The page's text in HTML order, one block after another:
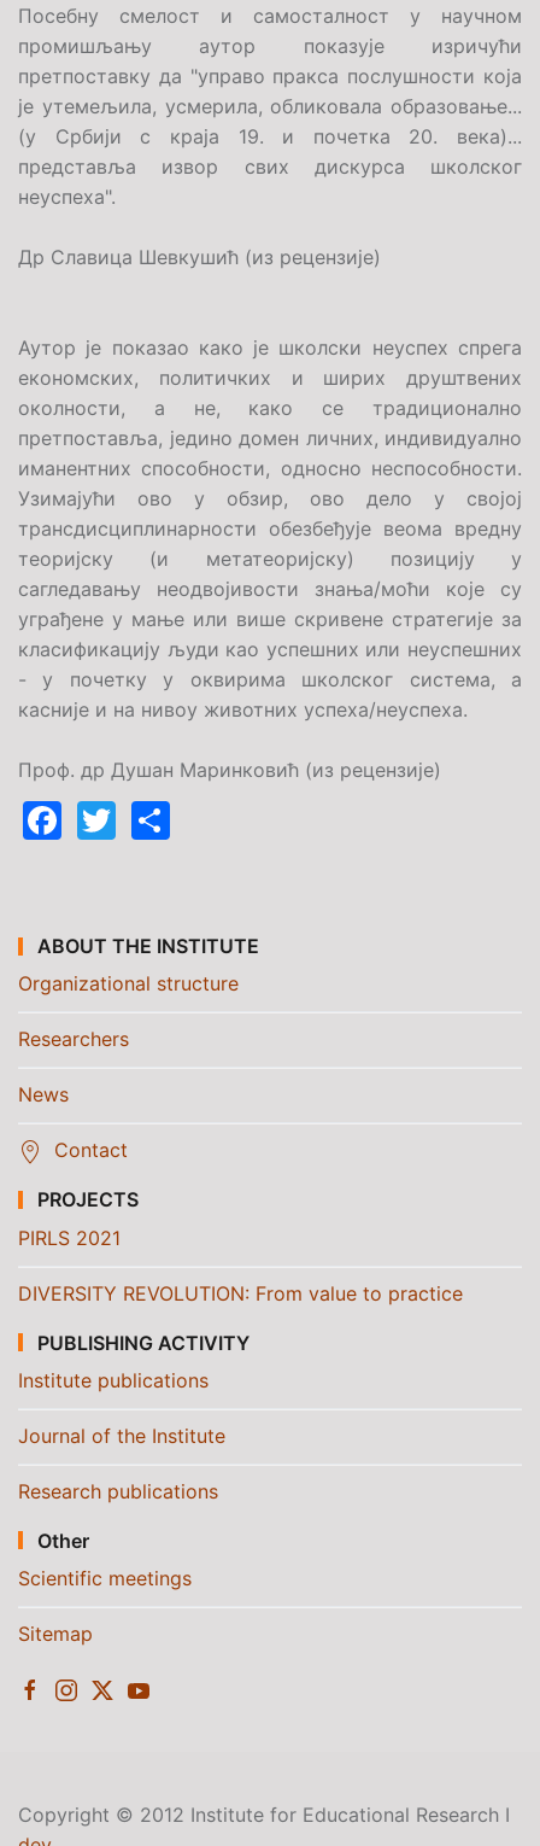
Посебну смелост и самосталност у научном
промишљању аутор показује изричући
претпоставку да "управо пракса послушности која
је утемељила, усмерила, обликовала образовање...
(у Србији с краја 19. и почетка 20. века)...
представља извор свих дискурса школског
неуспеха".
Др Славица Шевкушић (из рецензије)
Аутор је показао како је школски неуспех спрега
економских, политичких и ширих друштвених
околности, а не, како се традиционално
претпоставља, једино домен личних, индивидуално
иманентних способности, односно неспособности.
Узимајући ово у обзир, ово дело у својој
трансдисциплинарности обезбеђује веома вредну
теоријску (и метатеоријску) позицију у
сагледавању неодвојивости знања/моћи које су
уграђене у мање или више скривене стратегије за
класификацију људи као успешних или неуспешних
- у почетку у оквирима школског система, а
касније и на нивоу животних успеха/неуспеха.
Проф. др Душан Маринковић (из рецензије)
Facebook
Twitter
ABOUT THE INSTITUTE
Organizational structure
Researchers
News
Contact
PROJECTS
PIRLS 2021
DIVERSITY REVOLUTION: From value to practice
PUBLISHING ACTIVITY
Institute publications
Journal of the Institute
Research publications
Other
Scientific meetings
Sitemap
Copyright © 2012 Institute for Educational Research I